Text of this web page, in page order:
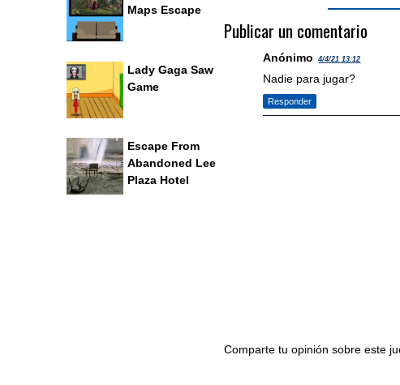
Publicar un comentario
Anónimo 4/4/21 13:12
Nadie para jugar?
Responder
Comparte tu opinión sobre este
Maps Escape
Lady Gaga Saw
Game
Escape From
Abandoned Lee
Plaza Hotel